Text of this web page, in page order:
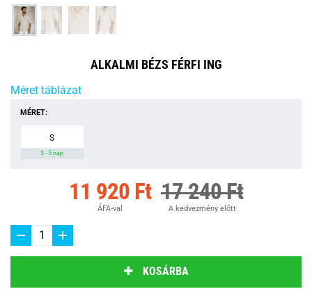
ALKALMI BÉZS FÉRFI ING
Méret táblázat
MÉRET:
S
3 - 5 nap
11 920 Ft
ÁFA-val
17 240 Ft
A kedvezmény előtt
KOSÁRBA